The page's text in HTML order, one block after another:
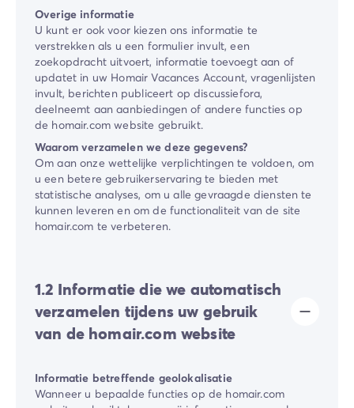
Overige informatie
U kunt er ook voor kiezen ons informatie te
verstrekken als u een formulier invult, een
zoekopdracht uitvoert, informatie toevoegt aan of
updatet in uw ​Homair Vacances​ Account, vragenlijsten
invult, berichten publiceert op discussiefora,
deelneemt aan aanbiedingen of andere functies op
de ​homair.com​ website gebruikt.
Waarom verzamelen we deze gegevens?
Om aan onze wettelijke verplichtingen te voldoen, om
u een betere gebruikerservaring te bieden met
statistische analyses, om u alle gevraagde diensten te
kunnen leveren en om de functionaliteit van de site ​
homair.com​ te verbeteren.
1.2 Informatie die we automatisch
verzamelen tijdens uw gebruik
van de ​homair.com​ website
Informatie betreffende geolokalisatie
Wanneer u bepaalde functies op de homair.com